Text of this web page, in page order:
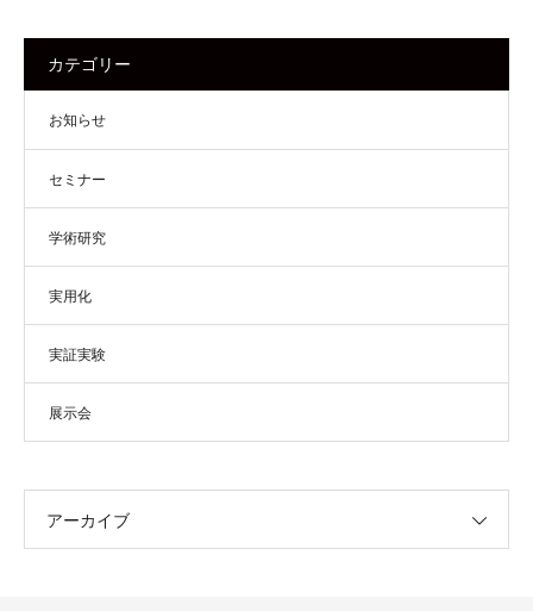
カテゴリー
お知らせ
セミナー
学術研究
実用化
実証実験
展示会
アーカイブ